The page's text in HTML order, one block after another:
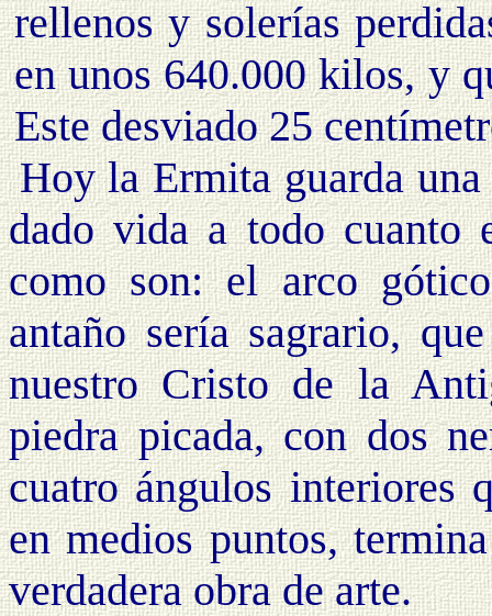
rellenos y solerías
en unos 640.000 kilos, y
Este desviado 25
Hoy la Ermita guarda
dado vida a todo cuanto
como son: el arco
antaño sería sagrario,
nuestro Cristo de la
piedra picada, con dos
cuatro ángulos interiores
en medios puntos,
verdadera obra de arte.